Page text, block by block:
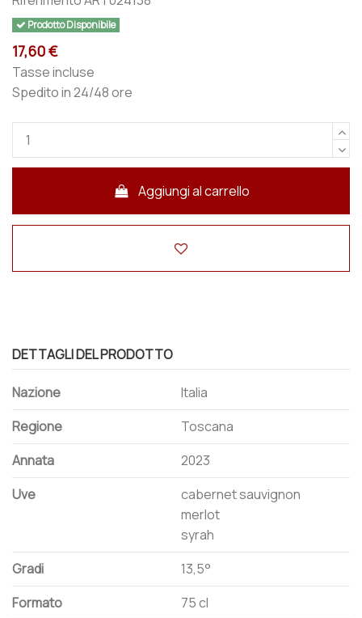
Prodotto Disponibile
17,60 €
Tasse incluse
Spedito in 24/48 ore
Aggiungi al carrello
DETTAGLI DEL PRODOTTO
Nazione
Italia
Regione
Toscana
Annata
2023
Uve
cabernet sauvignon
merlot
syrah
Gradi
13,5°
Formato
75 cl